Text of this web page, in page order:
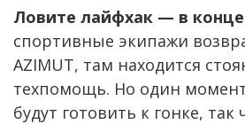
Ловите лайфхак — в
спортивные экипажи
AZIMUT, там находится
техпомощь. Но один
будут готовить к гонке, так